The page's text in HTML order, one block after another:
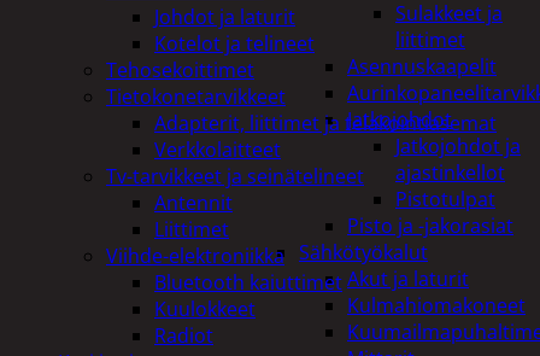
Sulakkeet ja
liittimet
Asennuskaapelit
Jatkojohdot
Jatkojohdot ja
ajastinkellot
Pistotulpat
Pisto ja -jakorasiat
Sähkötyökalut
Akut ja laturit
Kulmahiomakoneet
Johdot ja laturit
Kotelot ja telineet
Tehosekoittimet
Tietokonetarvikkeet
Adapterit, liittimet ja telakointiasemat
Verkkolaitteet
Tv-tarvikkeet ja seinätelineet
Antennit
Liittimet
Viihde-elektroniikka
Bluetooth kaiuttimet
Kuulokkeet
Radiot